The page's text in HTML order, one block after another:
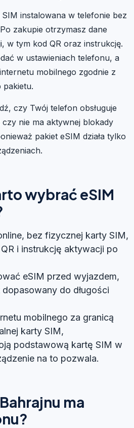
instalowana w telefonie bez
zakupie otrzymasz dane
w tym kod QR oraz instrukcję.
w ustawieniach telefonu, a
mobilnego zgodnie z
pakietu.
czy Twój telefon obsługuje
nie ma aktywnej blokady
pakiet eSIM działa tylko
wybrać eSIM
bez fizycznej karty SIM,
i instrukcję aktywacji po
eSIM przed wyjazdem,
do długości
mobilnego za granicą
karty SIM,
podstawową kartę SIM w
na to pozwala.
ma